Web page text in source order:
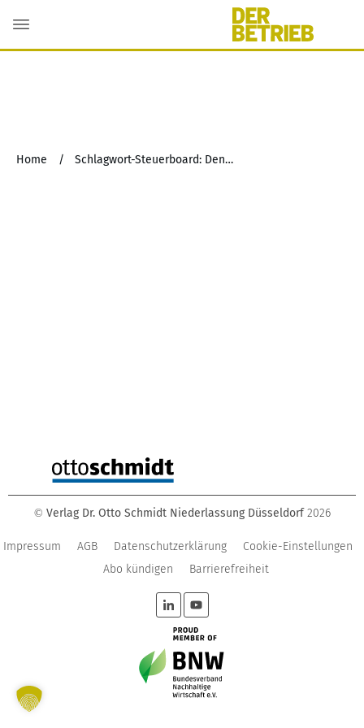
Home / Schlagwort-Steuerboard: Denkmal-Af
© Verlag Dr. Otto Schmidt Niederlassung Düsseldorf 2026
Impressum AGB Datenschutzerklärung
Cookie-Einstellungen
Abo kündigen
Barrierefreiheit